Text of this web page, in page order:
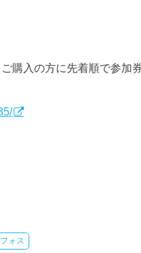
購入の方に先着順で参加
ォス